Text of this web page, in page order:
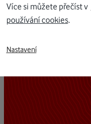
Více si můžete přečíst v
používání cookies.
Nastavení